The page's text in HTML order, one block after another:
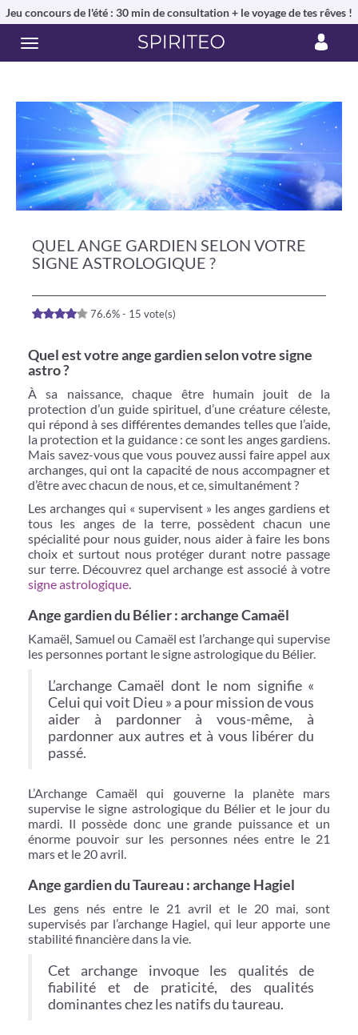
Jeu concours de l'été : 30 min de consultation + le voyage de tes rêves !
QUEL ANGE GARDIEN SELON VOTRE
SIGNE ASTROLOGIQUE ?
76.6% - 15 vote(s)
Quel est votre ange gardien selon votre signe
astro ?
À sa naissance, chaque être humain jouit de la
protection d’un guide spirituel, d’une créature céleste,
qui répond à ses différentes demandes telles que l’aide,
la protection et la guidance : ce sont les anges gardiens.
Mais savez-vous que vous pouvez aussi faire appel aux
archanges, qui ont la capacité de nous accompagner et
d’être avec chacun de nous, et ce, simultanément ?
Les archanges qui « supervisent » les anges gardiens et
tous les anges de la terre, possèdent chacun une
spécialité pour nous guider, nous aider à faire les bons
choix et surtout nous protéger durant notre passage
sur terre. Découvrez quel archange est associé à votre
signe astrologique.
Ange gardien du Bélier : archange Camaël
Kamaël, Samuel ou Camaël est l’archange qui supervise
les personnes portant le signe astrologique du Bélier.
L’archange Camaël dont le nom signifie «
Celui qui voit Dieu » a pour mission de vous
aider à pardonner à vous-même, à
pardonner aux autres et à vous libérer du
passé.
L’Archange Camaël qui gouverne la planète mars
supervise le signe astrologique du Bélier et le jour du
mardi. Il possède donc une grande puissance et un
énorme pouvoir sur les personnes nées entre le 21
mars et le 20 avril.
Ange gardien du Taureau : archange Hagiel
Les gens nés entre le 21 avril et le 20 mai, sont
supervisés par l’archange Hagiel, qui leur apporte une
stabilité financière dans la vie.
Cet archange invoque les qualités de
fiabilité et de praticité, des qualités
dominantes chez les natifs du taureau.